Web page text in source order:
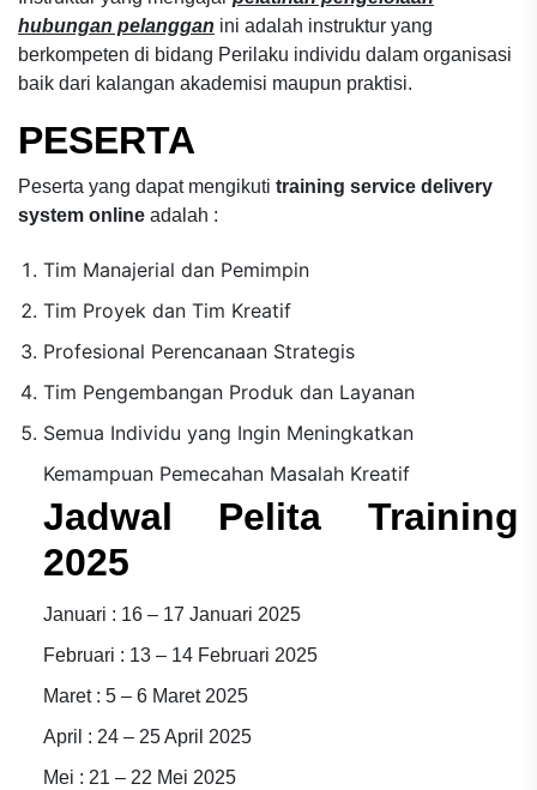
hubungan pelanggan ini adalah instruktur yang
berkompeten di bidang Perilaku individu dalam organisasi
baik dari kalangan akademisi maupun praktisi.
PESERTA
Peserta yang dapat mengikuti training service delivery
system online adalah :
Tim Manajerial dan Pemimpin
Tim Proyek dan Tim Kreatif
Profesional Perencanaan Strategis
Tim Pengembangan Produk dan Layanan
Semua Individu yang Ingin Meningkatkan
Kemampuan Pemecahan Masalah Kreatif
Jadwal Pelita Training
2025
Januari : 16 – 17 Januari 2025
Februari : 13 – 14 Februari 2025
Maret : 5 – 6 Maret 2025
April : 24 – 25 April 2025
Mei : 21 – 22 Mei 2025